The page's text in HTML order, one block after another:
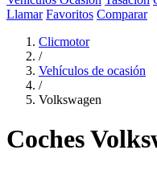
Llamar Favoritos Comparar
Clicmotor
/
Vehículos de ocasión
/
Volkswagen
Coches